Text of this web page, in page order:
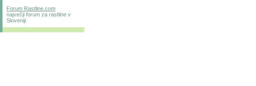
Forum Rastline.com
največji forum za rastline v
Sloveniji